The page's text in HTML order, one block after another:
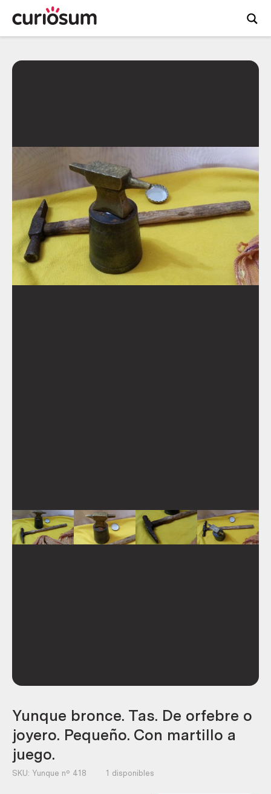
Yunque bronce. Tas. De orfebre o
joyero. Pequeño. Con martillo a
juego.
SKU: Yunque nº 418 1 disponibles